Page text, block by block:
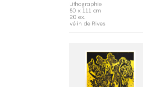
Lithographie
80 x 111 cm
20 ex.
vélin de Rives